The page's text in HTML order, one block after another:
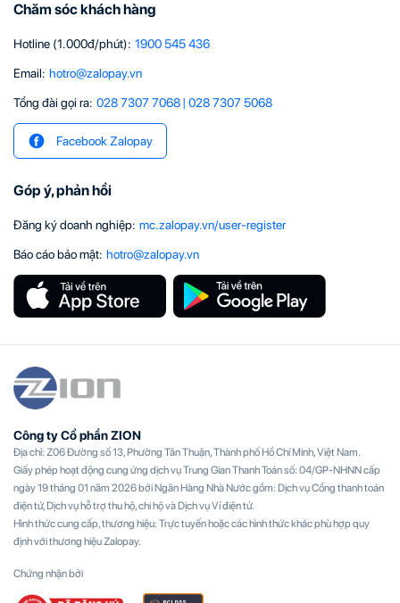
Chăm sóc khách hàng
Hotline (1.000đ/phút): 1900 545 436
Email: hotro@zalopay.vn
Tổng đài gọi ra: 028 7307 7068| 028 7307 5068
Facebook Zalopay
Góp ý, phản hồi
Đăng ký doanh nghiệp: mc.zalopay.vn/user-register
Báo cáo bảo mật: hotro@zalopay.vn
Công ty Cổ phần ZION
Địa chỉ: Z06 Đường số 13, Phường Tân Thuận, Thành phố Hồ Chí Minh, Việt Nam.
Giấy phép hoạt động cung ứng dịch vụ Trung Gian Thanh Toán số: 04/GP-NHNN cấp
ngày 19 tháng 01 năm 2026 bởi Ngân Hàng Nhà Nước gồm: Dịch vụ Cổng thanh toán
điện tử, Dịch vụ hỗ trợ thu hộ, chi hộ và Dịch vụ Ví điện tử.
Hình thức cung cấp, thương hiệu: Trực tuyến hoặc các hình thức khác phù hợp quy
định với thương hiệu Zalopay.
Chứng nhận bởi